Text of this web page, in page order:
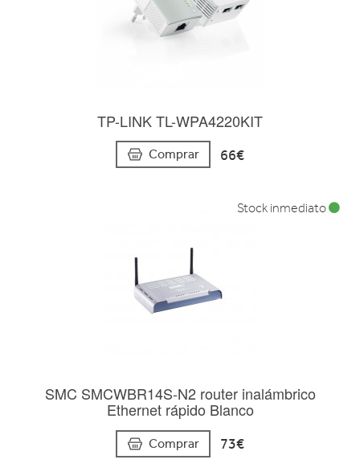
TP-LINK TL-WPA4220KIT
Comprar 66€
SMC SMCWBR14S-N2 router inalámbrico
Ethernet rápido Blanco
Comprar 73€
Stock inmediato